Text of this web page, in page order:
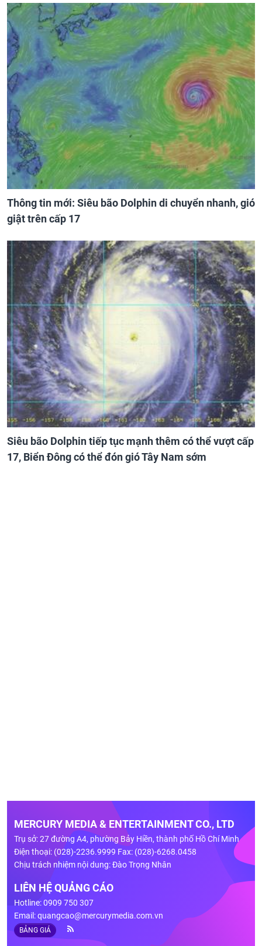
Thông tin mới: Siêu bão Dolphin di chuyển nhanh, gió
giật trên cấp 17
Siêu bão Dolphin tiếp tục mạnh thêm có thể vượt cấp
17, Biển Đông có thể đón gió Tây Nam sớm
MERCURY MEDIA & ENTERTAINMENT CO., LTD
Trụ sở: 27 đường A4, phường Bảy Hiền, thành phố Hồ Chí Minh
Điện thoại: (028)-2236.9999 Fax: (028)-6268.0458
Chịu trách nhiệm nội dung: Đào Trọng Nhân
LIÊN HỆ QUẢNG CÁO
Hotline: 0909 750 307
Email:quangcao@mercurymedia.com.vn
BẢNG GIÁ